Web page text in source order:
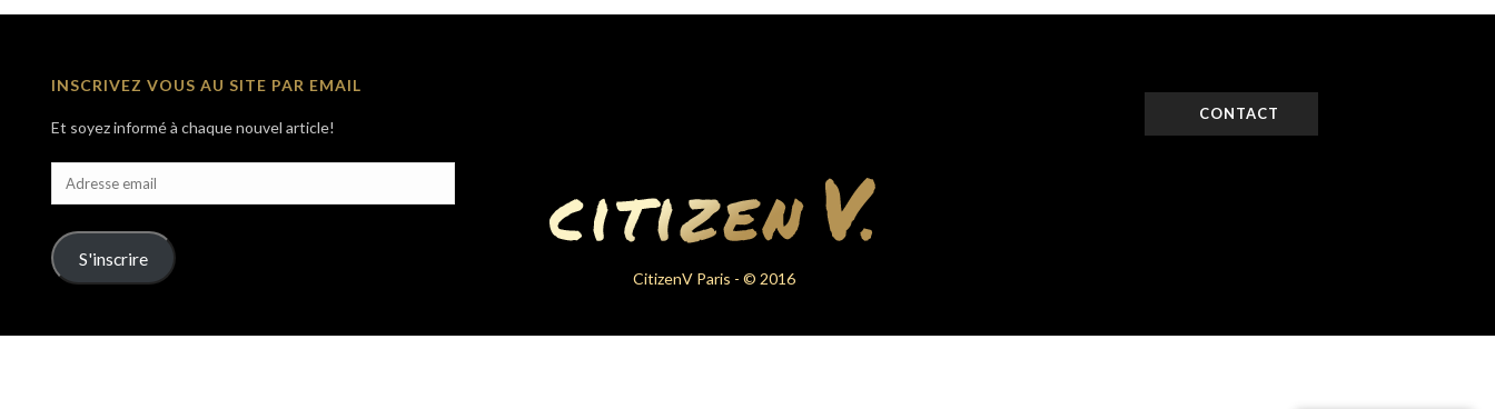
INSCRIVEZ VOUS AU SITE PAR EMAIL
Et soyez informé à chaque nouvel article!
Adresse
email
S'inscrire
CitizenV Paris - © 2016
CONTACT